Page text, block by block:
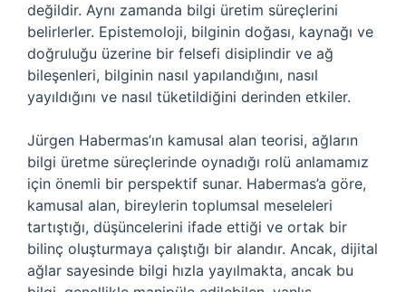
değildir. Aynı zamanda bilgi üretim süreçlerini
belirlerler. Epistemoloji, bilginin doğası, kaynağı ve
doğruluğu üzerine bir felsefi disiplindir ve ağ
bileşenleri, bilginin nasıl yapılandığını, nasıl
yayıldığını ve nasıl tüketildiğini derinden etkiler.
Jürgen Habermas’ın kamusal alan teorisi, ağların
bilgi üretme süreçlerinde oynadığı rolü anlamamız
için önemli bir perspektif sunar. Habermas’a göre,
kamusal alan, bireylerin toplumsal meseleleri
tartıştığı, düşüncelerini ifade ettiği ve ortak bir
bilinç oluşturmaya çalıştığı bir alandır. Ancak, dijital
ağlar sayesinde bilgi hızla yayılmakta, ancak bu